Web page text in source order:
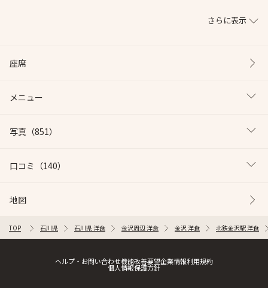
さらに表示
座席
メニュー
写真 （851）
口コミ （140）
地図
TOP 石川県 石川県 洋食 金沢周辺 洋食 金沢 洋食 北鉄金沢駅 洋食
ヘルプ・お問い合わせ機能改善要望企業情報利用規約
個人情報保護方針